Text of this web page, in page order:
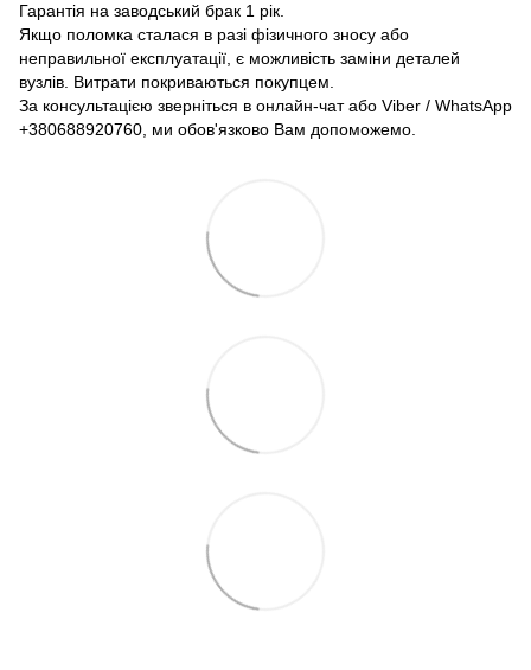
Гарантія на заводський брак 1 рік.
Якщо поломка сталася в разі фізичного зносу або
неправильної експлуатації, є можливість заміни деталей
вузлів. Витрати покриваються покупцем.
За консультацією зверніться в онлайн-чат або Viber / WhatsApp
+380688920760 , ми обов'язково Вам допоможемо.